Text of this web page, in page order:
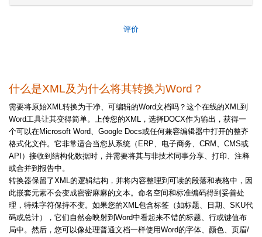
评价
什么是XML及为什么将其转换为Word？
需要将原始XML转换为干净、可编辑的Word文档吗？这个在线的XML到
Word工具让其变得简单。上传您的XML，选择DOCX作为输出，获得一
个可以在Microsoft Word、Google Docs或任何兼容编辑器中打开的整齐
格式化文件。它非常适合当您从系统（ERP、电子商务、CRM、CMS或
API）接收到结构化数据时，并需要将其与非技术同事分享、打印、注释
或合并到报告中。
转换器保留了XML的逻辑结构，并将内容整理到可读的段落和表格中，因
此嵌套元素不会变成密密麻麻的文本。命名空间和标准编码得到妥善处
理，特殊字符保持不变。如果您的XML包含标签（如标题、日期、SKU代
码或总计），它们自然会映射到Word中看起来不错的标题、行或键值布
局中。然后，您可以像处理普通文档一样使用Word的字体、颜色、页眉/